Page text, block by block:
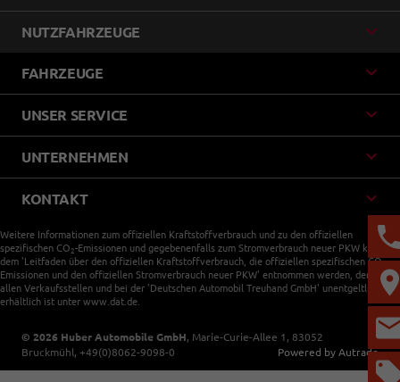
NUTZFAHRZEUGE
FAHRZEUGE
UNSER SERVICE
UNTERNEHMEN
KONTAKT
Weitere Informationen zum offiziellen Kraftstoffverbrauch und zu den offiziellen
spezifischen CO 2-Emissionen und gegebenenfalls zum Stromverbrauch neuer PKW können
dem 'Leitfaden über den offiziellen Kraftstoffverbrauch, die offiziellen spezifischen CO -
Emissionen und den offiziellen Stromverbrauch neuer PKW' entnommen werden, der an
allen Verkaufsstellen und bei der 'Deutschen Automobil Treuhand GmbH' unentgeltlich
erhältlich ist unter www.dat.de.
© 2026 Huber Automobile GmbH, Marie-Curie-Allee 1 , 83052
Bruckmühl, +49(0)8062-9098-0 Powered by Autrado